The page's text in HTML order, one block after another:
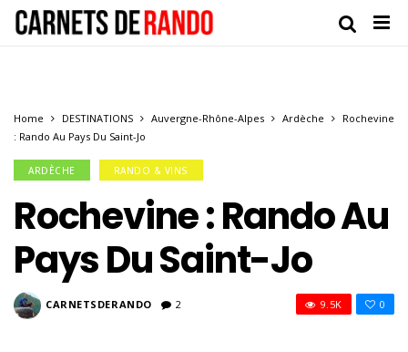
Home DESTINATIONS Auvergne-Rhône-Alpes Ardèche
Rochevine
: Rando Au Pays Du Saint-Jo
ARDÈCHE RANDO & VINS
Rochevine : Rando Au
Pays Du Saint-Jo
CARNETSDERANDO 2 0
9.5K